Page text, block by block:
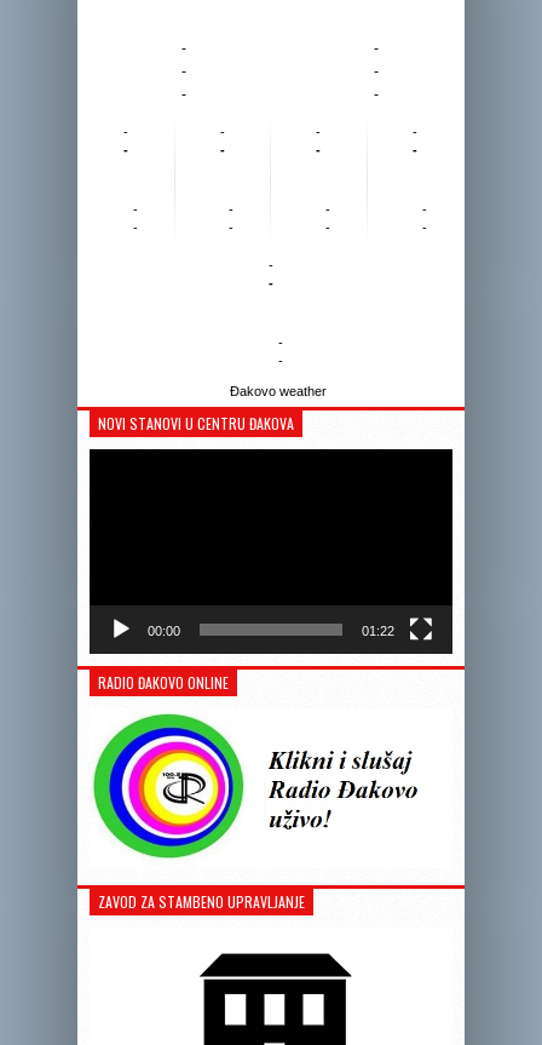
-
-
-
-
-
-
-
-
-
-
-
-
-
-
-
-
-
-
-
-
-
-
-
-
-
-
Đakovo weather
NOVI STANOVI U CENTRU ĐAKOVA
00:00 01:22
RADIO ĐAKOVO ONLINE
ZAVOD ZA STAMBENO UPRAVLJANJE